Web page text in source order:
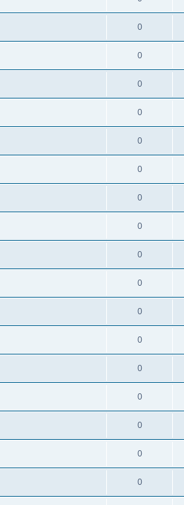
0
0
0
0
0
0
0
0
0
0
0
0
0
0
0
0
0